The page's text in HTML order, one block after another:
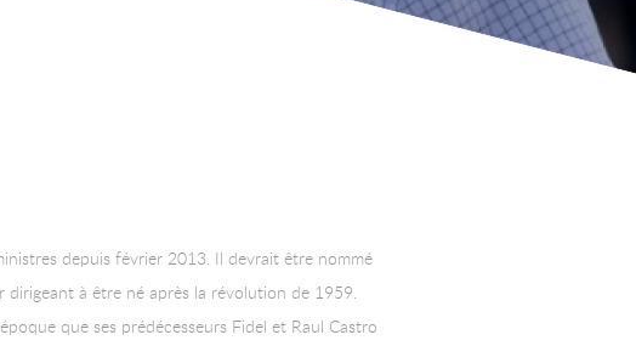
depuis février 2013. Il devrait être nommé
dirigeant à être né après la révolution de 1959.
que ses prédécesseurs Fidel et Raul Castro